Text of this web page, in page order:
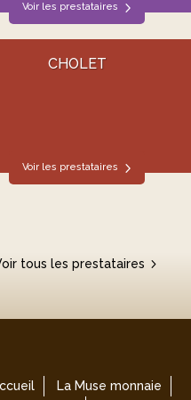
Voir les prestataires
CHOLET
Voir les prestataires
tous les prestataires
La Muse monnaie